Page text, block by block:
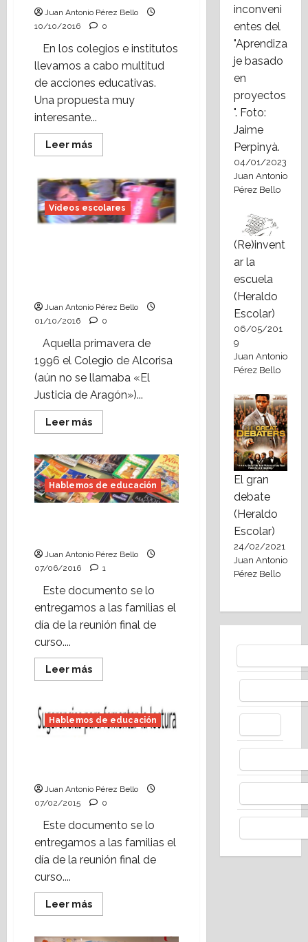
Juan Antonio Pérez Bello
10/10/2016
0
En los colegios e institutos
llevamos a cabo multitud
de acciones educativas.
Una propuesta muy
interesante...
Leer másLeer
más
Cómo
elaborar
un
reportaje
de
(2008)
Vídeos escolares
Juan Antonio Pérez Bello
01/10/2016
0
Aquella primavera de
1996 el Colegio de Alcorisa
(aún no se llamaba «El
Justicia de Aragón»)...
Leer másLeer
más
Vídeo
escolar:
reportaje
de
la
lectura
(1996)
Hablemos de educación
Juan Antonio Pérez Bello
07/06/2016
1
Este documento se lo
entregamos a las familias el
día de la reunión final de
curso....
Leer másLeer
más
Claves
para
que
leer.
Hablemos de educación
Juan Antonio Pérez Bello
07/02/2015
0
Este documento se lo
entregamos a las familias el
día de la reunión final de
curso....
Leer másLeer
más
inconveni
entes del
"Aprendiza
je basado
en
proyectos
". Foto:
Jaime
Perpinyà.
04/01/2023
Juan Antonio
Pérez Bello
(Re)invent
ar la
escuela
(Heraldo
Escolar)
06/05/201
9
Juan Antonio
Pérez Bello
El gran
debate
(Heraldo
Escolar)
24/02/2021
Juan Antonio
Pérez Bello